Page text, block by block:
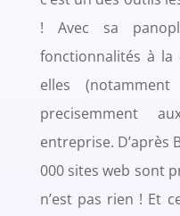
! Avec sa
fonctionnalités à
elles
precisemment
entreprise. D’après
000 sites web sont
n’est pas rien ! Et